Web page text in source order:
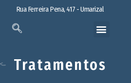
Rua Ferreira Pena, 417 - Umarizal
Tratamentos